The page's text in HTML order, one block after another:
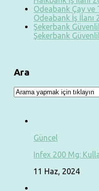
Odeabank Çay ve
Odeabank İş İlanı
Şekerbank
Şekerbank
Ara
Güncel
Infex 200 Mg:
11 Haz, 2024